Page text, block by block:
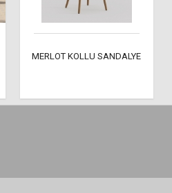
MERLOT KOLLU SANDALYE